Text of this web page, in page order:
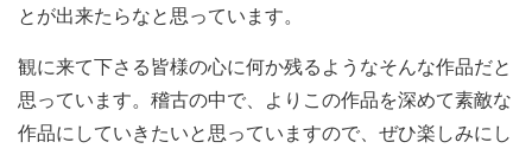
とが出来たらなと思っています。
観に来て下さる皆様の心に何か残るようなそんな作品だと
思っています。稽古の中で、よりこの作品を深めて素敵な
作品にしていきたいと思っていますので、ぜひ楽しみにし